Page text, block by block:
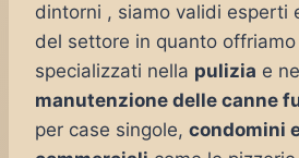
dintorni , siamo validi esperti
del settore in quanto
specializzati nella pulizia e
manutenzione delle canne
per case singole, condomini